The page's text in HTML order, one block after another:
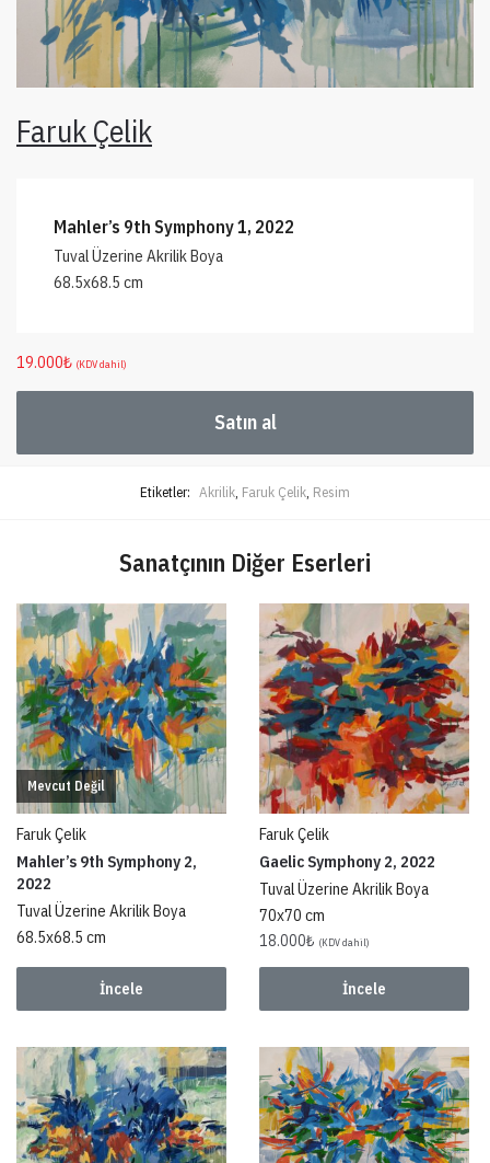
Faruk Çelik
Mahler’s 9th Symphony 1, 2022
Tuval Üzerine Akrilik Boya
68.5x68.5 cm
19.000₺ (KDV dahil)
Satın al
Etiketler: Akrilik, Faruk Çelik, Resim
Sanatçının Diğer Eserleri
Mevcut Değil
Faruk Çelik
Mahler’s 9th Symphony 2,
2022
Tuval Üzerine Akrilik Boya
68.5x68.5 cm
İncele
Faruk Çelik
Gaelic Symphony 2, 2022
Tuval Üzerine Akrilik Boya
70x70 cm
18.000₺ (KDV dahil)
İncele